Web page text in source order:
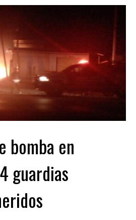
bomba en
guardias